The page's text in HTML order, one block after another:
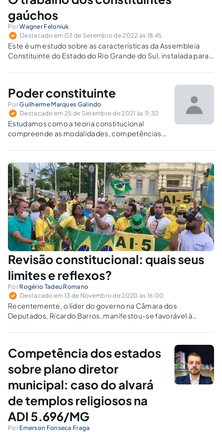
gaúchos
PorWagner Feloniuk
Destacado em 03 de Setembro de 2022 às 18:45
Este é um estudo sobre as características da Assembleia
Constituinte do Estado do Rio Grande do Sul, instalada para
especial, suas principais inovações legislativas no exercício
Poder constituinte
PorGuilherme Marques Galindo
Destacado em 25 de Setembro de 2021 às 11:30
Estudamos como a teoria constitucional
compreende as modalidades, competências
Revisão constitucional: quais seus
limites e reflexos?
Por Rogério Tadeu Romano
Destacado em 13 de Novembro de 2020 às 16:00
Recentemente, o líder do governo na Câmara dos
Deputados, Ricardo Barros, manifestou-se favorável à
Constituição.
Competência dos estados
sobre plano diretor
municipal: caso do alvará
de templos religiosos na
ADI 5.696/MG
Por Emerson Fonseca Fraga